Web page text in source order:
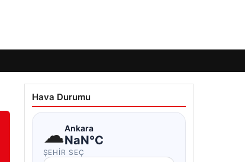
Hava Durumu
☁Ankara
NaN°C
ŞEHIR SEÇ